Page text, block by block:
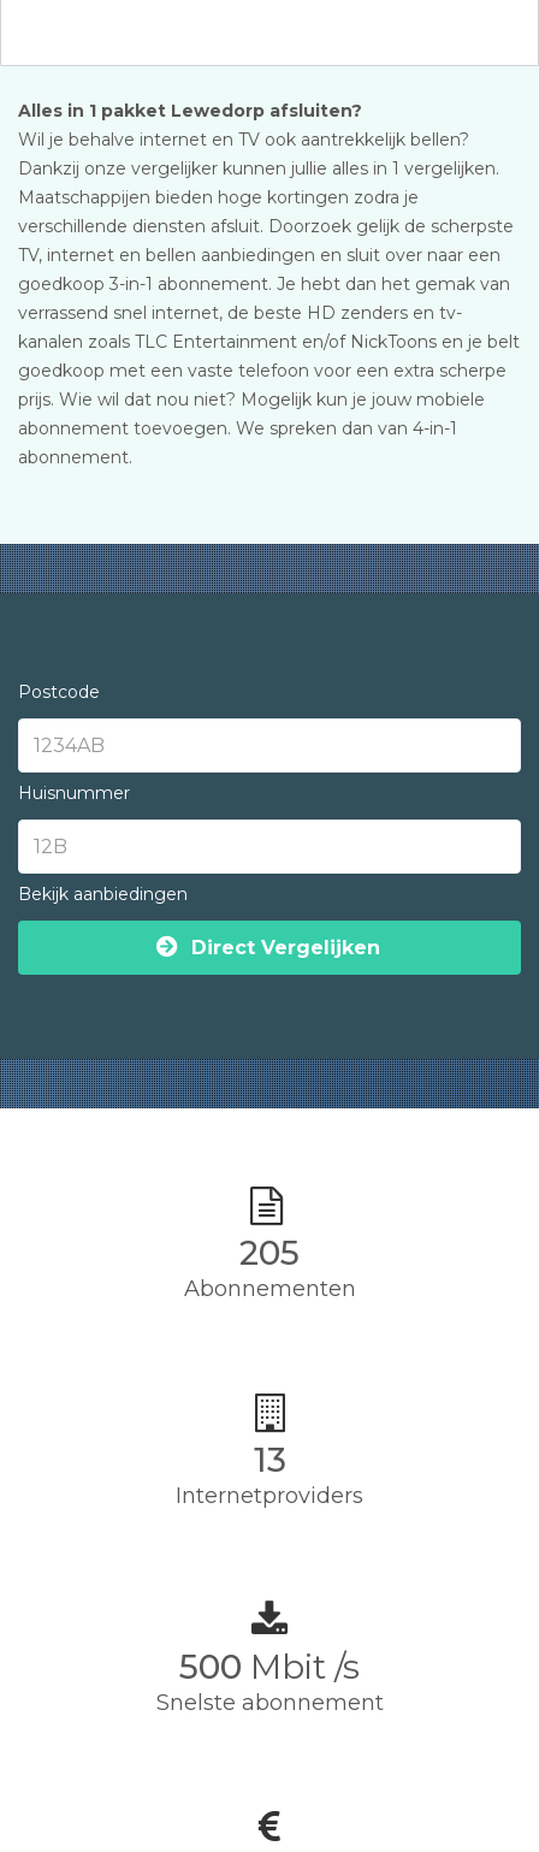
Alles in 1 pakket Lewedorp afsluiten?
Wil je behalve internet en TV ook aantrekkelijk bellen?
Dankzij onze vergelijker kunnen jullie alles in 1 vergelijken.
Maatschappijen bieden hoge kortingen zodra je
verschillende diensten afsluit. Doorzoek gelijk de scherpste
TV, internet en bellen aanbiedingen en sluit over naar een
goedkoop 3-in-1 abonnement. Je hebt dan het gemak van
verrassend snel internet, de beste HD zenders en tv-
kanalen zoals TLC Entertainment en/of NickToons en je belt
goedkoop met een vaste telefoon voor een extra scherpe
prijs. Wie wil dat nou niet? Mogelijk kun je jouw mobiele
abonnement toevoegen. We spreken dan van 4-in-1
abonnement.
Postcode
Huisnummer
Bekijk aanbiedingen
Direct Vergelijken
205
Abonnementen
13
Internetproviders
500 Mbit /s
Snelste abonnement